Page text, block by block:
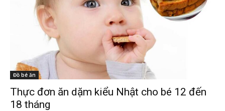
Đồ bé ăn
Thực đơn ăn dặm kiểu Nhật cho bé 12 đến
18 tháng